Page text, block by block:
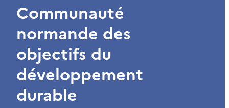
Communauté
normande des
objectifs du
développement
durable